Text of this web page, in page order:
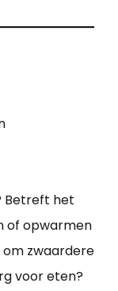
Betreft het
of opwarmen
zwaardere
voor eten?